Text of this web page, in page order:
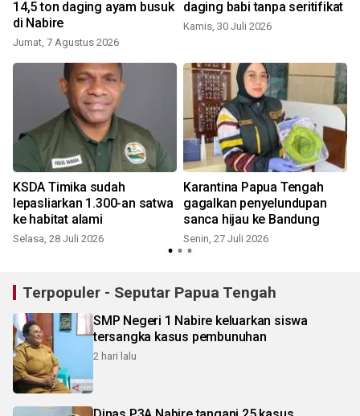
14,5 ton daging ayam busuk
di Nabire
Jumat, 7 Agustus 2026
daging babi tanpa seritifikat
Kamis, 30 Juli 2026
KSDA Timika sudah
lepasliarkan 1.300-an satwa
ke habitat alami
Selasa, 28 Juli 2026
Karantina Papua Tengah
gagalkan penyelundupan
sanca hijau ke Bandung
Senin, 27 Juli 2026
Terpopuler - Seputar Papua Tengah
SMP Negeri 1 Nabire keluarkan siswa
tersangka kasus pembunuhan
2 hari lalu